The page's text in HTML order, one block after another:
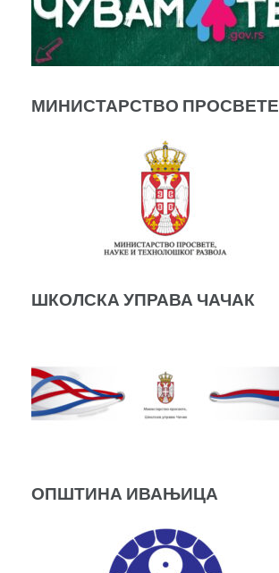
МИНИСТАРСТВО ПРОСВЕТЕ
ШКОЛСКА УПРАВА ЧАЧАК
ОПШТИНА ИВАЊИЦА